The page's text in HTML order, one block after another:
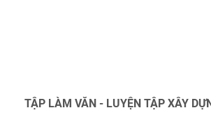
TẬP LÀM VĂN - LUYỆN TẬP XÂY